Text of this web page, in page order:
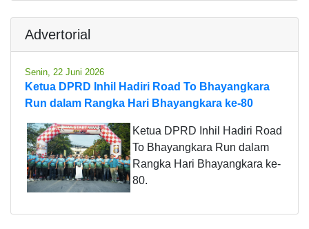
Advertorial
Senin, 22 Juni 2026
Ketua DPRD Inhil Hadiri Road To Bhayangkara
Run dalam Rangka Hari Bhayangkara ke-80
Ketua DPRD Inhil Hadiri Road
To Bhayangkara Run dalam
Rangka Hari Bhayangkara ke-
80.